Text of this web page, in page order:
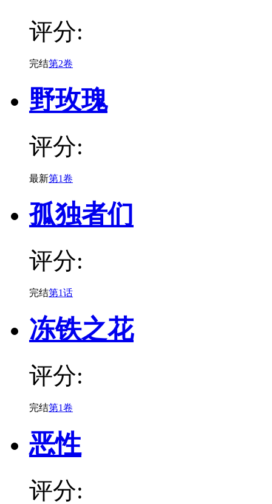
评分:
完结第2卷
野玫瑰
评分:
最新第1卷
孤独者们
评分:
完结第1话
冻铁之花
评分:
完结第1卷
恶性
评分: